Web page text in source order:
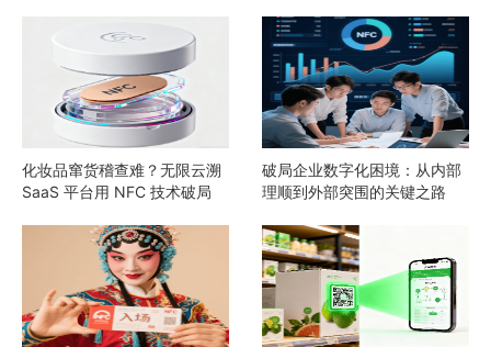
化妆品窜货稽查难？无限云溯
SaaS 平台用 NFC 技术破局
破局企业数字化困境：从内部
理顺到外部突围的关键之路